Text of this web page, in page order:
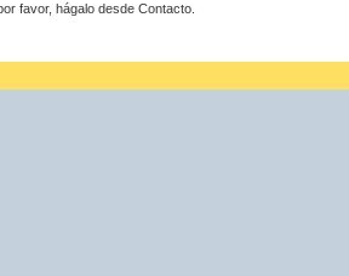
favor, hágalo desde Contacto.